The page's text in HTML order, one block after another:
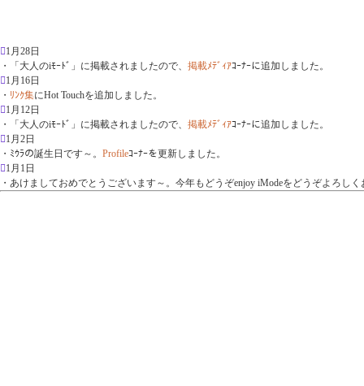
1月28日
・「大人のiﾓｰﾄﾞ」に掲載されましたので、 掲載ﾒﾃﾞｨｱｺｰﾅｰに追加しました。
1月16日
・ ﾘﾝｸ集にHot Touchを追加しました。
1月12日
・「大人のiﾓｰﾄﾞ」に掲載されましたので、 掲載ﾒﾃﾞｨｱｺｰﾅｰに追加しました。
1月2日
・ﾐｳﾗの誕生日です～。 Profileｺｰﾅｰを更新しました。
1月1日
・あけましておめでとうございます～。今年もどうぞenjoy iModeをどうぞよろし